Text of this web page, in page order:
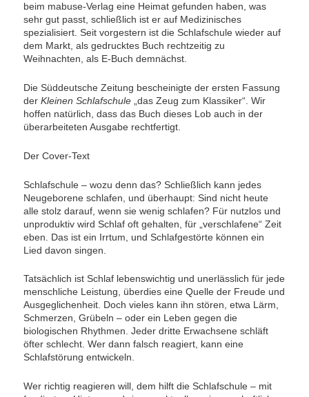
beim mabuse-Verlag eine Heimat gefunden haben, was
sehr gut passt, schließlich ist er auf Medizinisches
spezialisiert. Seit vorgestern ist die Schlafschule wieder auf
dem Markt, als gedrucktes Buch rechtzeitig zu
Weihnachten, als E-Buch demnächst.
Die Süddeutsche Zeitung bescheinigte der ersten Fassung
derKleinen Schlafschule „das Zeug zum Klassiker“. Wir
hoffen natürlich, dass das Buch dieses Lob auch in der
überarbeiteten Ausgabe rechtfertigt.
Der Cover-Text
Schlafschule – wozu denn das? Schließlich kann jedes
Neugeborene schlafen, und überhaupt: Sind nicht heute
alle stolz darauf, wenn sie wenig schlafen? Für nutzlos und
unproduktiv wird Schlaf oft gehalten, für „verschlafene“ Zeit
eben. Das ist ein Irrtum, und Schlafgestörte können ein
Lied davon singen.
Tatsächlich ist Schlaf lebenswichtig und unerlässlich für jede
menschliche Leistung, überdies eine Quelle der Freude und
Ausgeglichenheit. Doch vieles kann ihn stören, etwa Lärm,
Schmerzen, Grübeln – oder ein Leben gegen die
biologischen Rhythmen. Jeder dritte Erwachsene schläft
öfter schlecht. Wer dann falsch reagiert, kann eine
Schlafstörung entwickeln.
Wer richtig reagieren will, dem hilft die Schlafschule – mit